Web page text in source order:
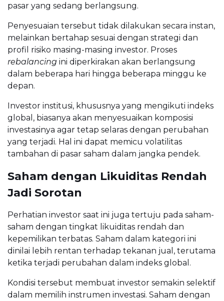
pasar yang sedang berlangsung.
Penyesuaian tersebut tidak dilakukan secara instan,
melainkan bertahap sesuai dengan strategi dan
profil risiko masing-masing investor. Proses
rebalancing ini diperkirakan akan berlangsung
dalam beberapa hari hingga beberapa minggu ke
depan.
Investor institusi, khususnya yang mengikuti indeks
global, biasanya akan menyesuaikan komposisi
investasinya agar tetap selaras dengan perubahan
yang terjadi. Hal ini dapat memicu volatilitas
tambahan di pasar saham dalam jangka pendek.
Saham dengan Likuiditas Rendah
Jadi Sorotan
Perhatian investor saat ini juga tertuju pada saham-
saham dengan tingkat likuiditas rendah dan
kepemilikan terbatas. Saham dalam kategori ini
dinilai lebih rentan terhadap tekanan jual, terutama
ketika terjadi perubahan dalam indeks global.
Kondisi tersebut membuat investor semakin selektif
dalam memilih instrumen investasi. Saham dengan